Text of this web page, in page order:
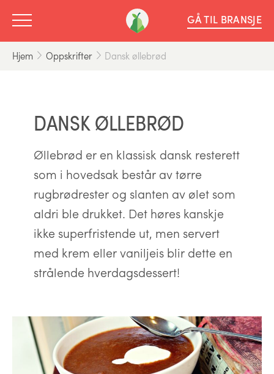
GÅ TIL BRANSJE
Hjem Oppskrifter Dansk øllebrød
DANSK ØLLEBRØD
Øllebrød er en klassisk dansk resterett
som i hovedsak består av tørre
rugbrødrester og slanten av ølet som
aldri ble drukket. Det høres kanskje
ikke superfristende ut, men servert
med krem eller vaniljeis blir dette en
strålende hverdagsdessert!